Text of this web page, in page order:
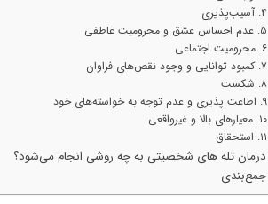
۴. آسیب‌پذیری
۵. عدم احساس عشق و محرومیت عاطفی
۶. محرومیت اجتماعی
۷. کمبود توانایی و وجود نقص‌های فراوان
۸. شکست
۹. اطاعت پذیری و عدم توجه به خواسته‌های خود
۱۰. معیارهای بالا و غیرواقعی
۱۱. استحقاق
درمان تله های شخصیتی به چه روشی انجام می‌شود؟
جمع‌بندی